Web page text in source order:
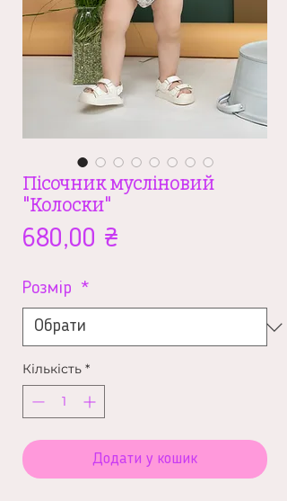
Пісочник мусліновий
"Колоски"
680,00 ₴
Розмір *
Кількість *
Додати у кошик